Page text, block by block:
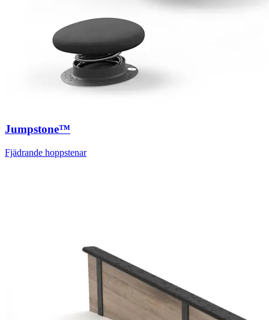
Jumpstone™
Fjädrande hoppstenar